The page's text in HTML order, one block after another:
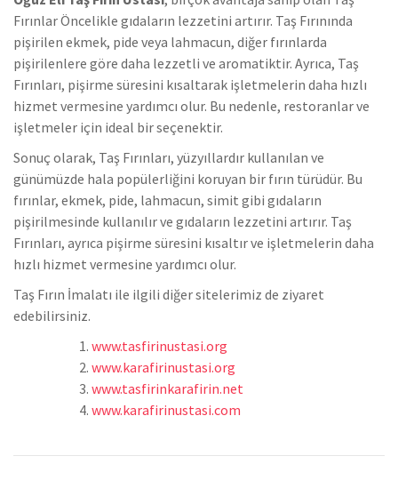
Fırınlar Öncelikle gıdaların lezzetini artırır. Taş Fırınında
pişirilen ekmek, pide veya lahmacun, diğer fırınlarda
pişirilenlere göre daha lezzetli ve aromatiktir. Ayrıca, Taş
Fırınları, pişirme süresini kısaltarak işletmelerin daha hızlı
hizmet vermesine yardımcı olur. Bu nedenle, restoranlar ve
işletmeler için ideal bir seçenektir.
Sonuç olarak, Taş Fırınları, yüzyıllardır kullanılan ve
günümüzde hala popülerliğini koruyan bir fırın türüdür. Bu
fırınlar, ekmek, pide, lahmacun, simit gibi gıdaların
pişirilmesinde kullanılır ve gıdaların lezzetini artırır. Taş
Fırınları, ayrıca pişirme süresini kısaltır ve işletmelerin daha
hızlı hizmet vermesine yardımcı olur.
Taş Fırın İmalatı ile ilgili diğer sitelerimiz de ziyaret
edebilirsiniz.
www.tasfirinustasi.org
www.karafirinustasi.org
www.tasfirinkarafirin.net
www.karafirinustasi.com